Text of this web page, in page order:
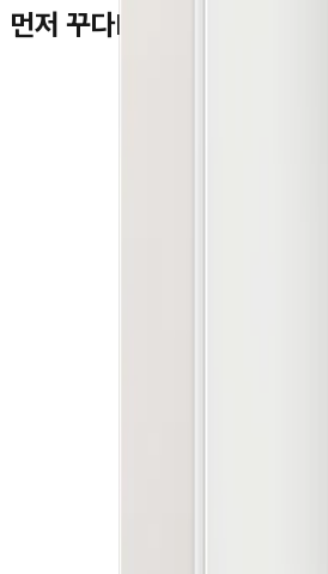
먼저 꾸다Pay를 이용하신 고